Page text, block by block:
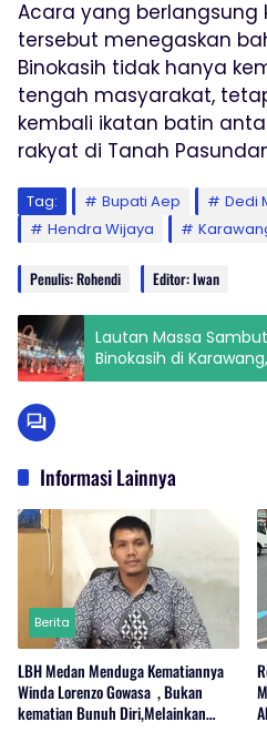
Acara yang
tersebut menegaskan
Binokasih tidak hanya
tengah masyarakat,
kembali ikatan batin
rakyat di Tanah
Tag: Bupati Aep
Dedi
Hendra Wijaya
Penulis: Rohendi Editor: Iwan
Lautan Massa
Binokasih di
Tatar Sunda Kembali
Informasi Lainnya
Berita
LBH Medan Menduga Kematiannya
Winda Lorenzo Gowasa , Bukan
kematian Bunuh Diri,Melainkan